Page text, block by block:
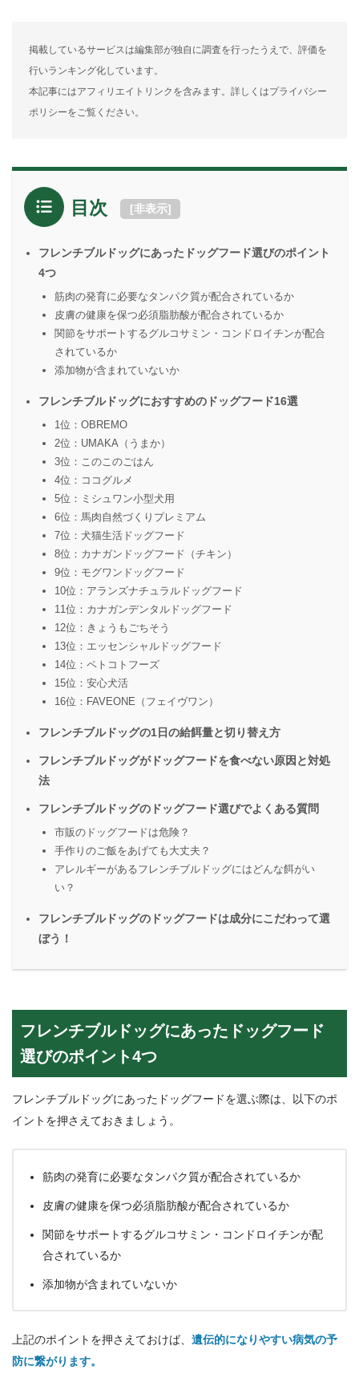
掲載しているサービスは編集部が独自に調査を行ったうえで、評価を
行いランキング化しています。
本記事にはアフィリエイトリンクを含みます。詳しくはプライバシー
ポリシーをご覧ください。
目次 [非表示]
フレンチブルドッグにあったドッグフード選びのポイント
4つ
筋肉の発育に必要なタンパク質が配合されているか
皮膚の健康を保つ必須脂肪酸が配合されているか
関節をサポートするグルコサミン・コンドロイチンが配合
されているか
添加物が含まれていないか
フレンチブルドッグにおすすめのドッグフード16選
1位：OBREMO
2位：UMAKA（うまか）
3位：このこのごはん
4位：ココグルメ
5位：ミシュワン小型犬用
6位：馬肉自然づくりプレミアム
7位：犬猫生活ドッグフード
8位：カナガンドッグフード（チキン）
9位：モグワンドッグフード
10位：アランズナチュラルドッグフード
11位：カナガンデンタルドッグフード
12位：きょうもごちそう
13位：エッセンシャルドッグフード
14位：ペトコトフーズ
15位：安心犬活
16位：FAVEONE（フェイヴワン）
フレンチブルドッグの1日の給餌量と切り替え方
フレンチブルドッグがドッグフードを食べない原因と対処
法
フレンチブルドッグのドッグフード選びでよくある質問
市販のドッグフードは危険？
手作りのご飯をあげても大丈夫？
アレルギーがあるフレンチブルドッグにはどんな餌がい
い？
フレンチブルドッグのドッグフードは成分にこだわって選
ぼう！
フレンチブルドッグにあったドッグフード
選びのポイント4つ
フレンチブルドッグにあったドッグフードを選ぶ際は、以下のポ
イントを押さえておきましょう。
筋肉の発育に必要なタンパク質が配合されているか
皮膚の健康を保つ必須脂肪酸が配合されているか
関節をサポートするグルコサミン・コンドロイチンが配
合されているか
添加物が含まれていないか
上記のポイントを押さえておけば、 遺伝的になりやすい病気の予
防に繋がります。